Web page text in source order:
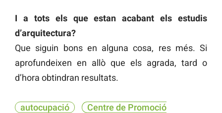
I a tots els que estan acabant els estudis
d’arquitectura?
Que siguin bons en alguna cosa, res més. Si
aprofundeixen en allò que els agrada, tard o
d’hora obtindran resultats.
autocupació
Centre de Promoció